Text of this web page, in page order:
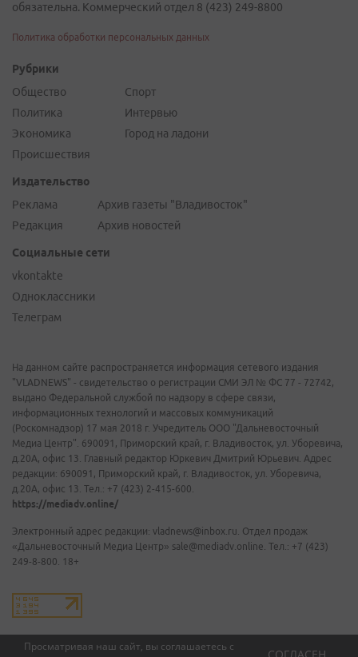
Просматривая наш сайт, вы соглашаетесь с
обязательна. Коммерческий отдел 8 (423) 249-8800
Политика обработки персональных данных
Рубрики
Общество
Политика
Экономика
Происшествия
Спорт
Интервью
Город на ладони
Издательство
Реклама
Редакция
Архив газеты "Владивосток"
Архив новостей
Социальные сети
vkontakte
Одноклассники
Телеграм
На данном сайте распространяется информация сетевого издания
"VLADNEWS" - свидетельство о регистрации СМИ ЭЛ № ФС 77 - 72742,
выдано Федеральной службой по надзору в сфере связи,
информационных технологий и массовых коммуникаций
(Роскомнадзор) 17 мая 2018 г. Учредитель ООО "Дальневосточный
Медиа Центр". 690091, Приморский край, г. Владивосток, ул. Уборевича,
д.20А, офис 13. Главный редактор Юркевич Дмитрий Юрьевич. Адрес
редакции: 690091, Приморский край, г. Владивосток, ул. Уборевича,
д.20А, офис 13. Тел.: +7 (423) 2-415-600.
https://mediadv.online/
Электронный адрес редакции: vladnews@inbox.ru. Отдел продаж
«Дальневосточный Медиа Центр» sale@mediadv.online. Тел.: +7 (423)
249-8-800. 18+